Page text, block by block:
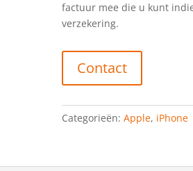
factuur mee die u kunt
verzekering.
Contact
Categorieën: Apple, iPhone